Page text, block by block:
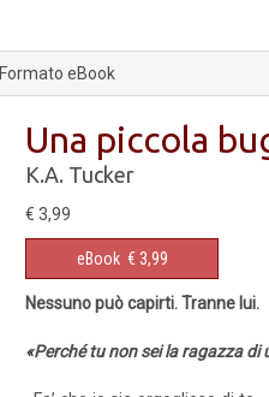
Formato eBook
Una piccola
K.A. Tucker
€ 3,99
eBook € 3,99
Nessuno può capirti. Tranne lui.
«Perché tu non sei la ragazza di